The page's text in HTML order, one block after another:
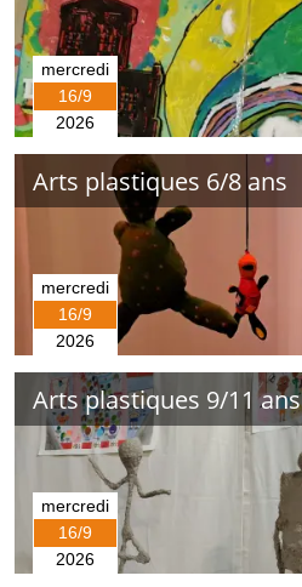
mercredi
16/9
2026
Arts plastiques 6/8 ans
mercredi
16/9
2026
Arts plastiques 9/11 ans
mercredi
16/9
2026